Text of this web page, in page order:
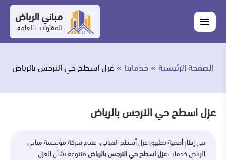
إلى
المحتوى
القائمة
مباني الرياض
للمقاولات العامة
مباني
اغلاق
القائمة
نحن
أعمالنا
الصفحة الرئيسية خدماتنا عزل اسطح حي النرجس بالرياض
عزل اسطح حي النرجس بالرياض
في إطار أهمية تطبيق عزل أسطح المباني، تقدم شركة مؤسسة مباني
الرياض خدماتعزل اسطح حي النرجس بالرياضمتنوعة بشأن العزل